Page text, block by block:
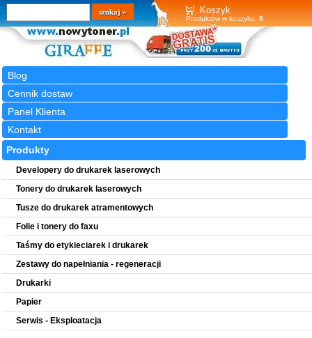
Koszyk
Produktów w koszyku: 0
Blog
Cennik dostaw
Panel Klienta
Kontakt
Wyszukiwarka
szukaj
Produkty
Developery do drukarek laserowych
Tonery do drukarek laserowych
Tusze do drukarek atramentowych
Folie i tonery do faxu
Taśmy do etykieciarek i drukarek
Zestawy do napełniania - regeneracji
Drukarki
Papier
Serwis - Eksploatacja